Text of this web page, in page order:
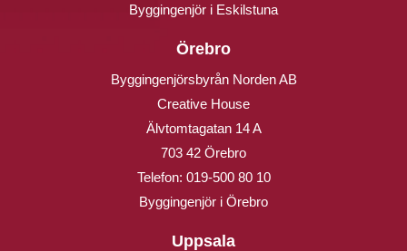
Byggingenjör i Eskilstuna
Örebro
Byggingenjörsbyrån Norden AB
Creative House
Älvtomtagatan 14 A
703 42 Örebro
Telefon: 019-500 80 10
Byggingenjör i Örebro
Uppsala